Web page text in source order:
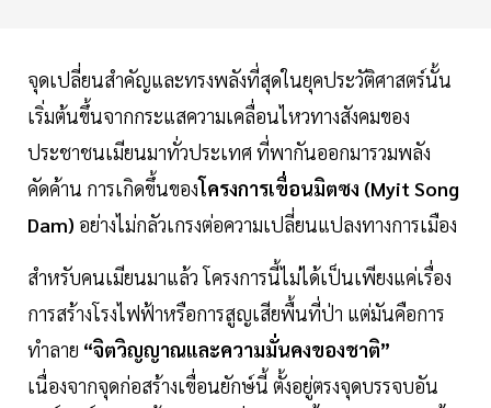
จุดเปลี่ยนสำคัญและทรงพลังที่สุดในยุคประวัติศาสตร์นั้น
เริ่มต้นขึ้นจากกระแสความเคลื่อนไหวทางสังคมของ
ประชาชนเมียนมาทั่วประเทศ ที่พากันออกมารวมพลัง
คัดค้าน การเกิดขึ้นของโครงการเขื่อนมิตซง (Myit Song
Dam) อย่างไม่กลัวเกรงต่อความเปลี่ยนแปลงทางการเมือง
สำหรับคนเมียนมาแล้ว โครงการนี้ไม่ได้เป็นเพียงแค่เรื่อง
การสร้างโรงไฟฟ้าหรือการสูญเสียพื้นที่ป่า แต่มันคือการ
ทำลาย “จิตวิญญาณและความมั่นคงของชาติ”
เนื่องจากจุดก่อสร้างเขื่อนยักษ์นี้ ตั้งอยู่ตรงจุดบรรจบอัน